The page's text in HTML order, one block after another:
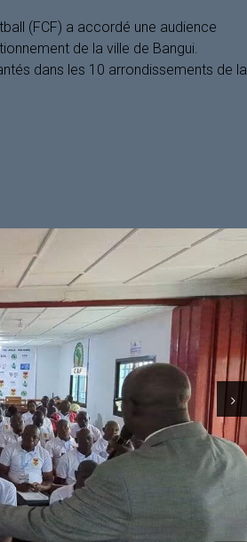
(FCF) a accordé une audience
de la ville de Bangui.
dans les 10 arrondissements de la